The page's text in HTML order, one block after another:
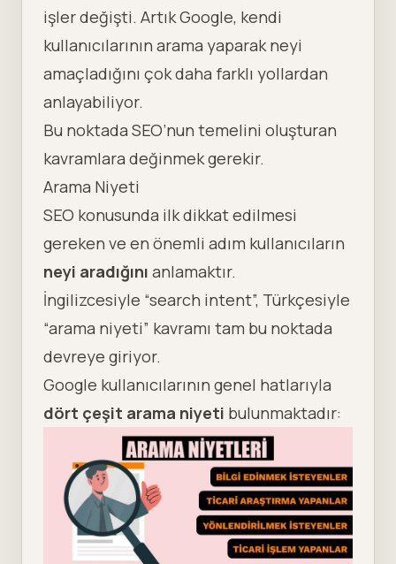
işler değişti. Artık Google, kendi
kullanıcılarının arama yaparak neyi
amaçladığını çok daha farklı yollardan
anlayabiliyor.
Bu noktada SEO’nun temelini oluşturan
kavramlara değinmek gerekir.
Arama Niyeti
SEO konusunda ilk dikkat edilmesi
gereken ve en önemli adım kullanıcıların
neyi aradığını anlamaktır.
İngilizcesiyle “search intent”, Türkçesiyle
“arama niyeti” kavramı tam bu noktada
devreye giriyor.
Google kullanıcılarının genel hatlarıyla
dört çeşit arama niyeti bulunmaktadır: